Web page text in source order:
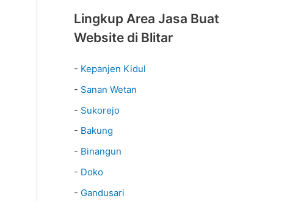
Lingkup Area Jasa Buat
Website di Blitar
- Kepanjen Kidul
- Sanan Wetan
- Sukorejo
- Bakung
- Binangun
- Doko
- Gandusari